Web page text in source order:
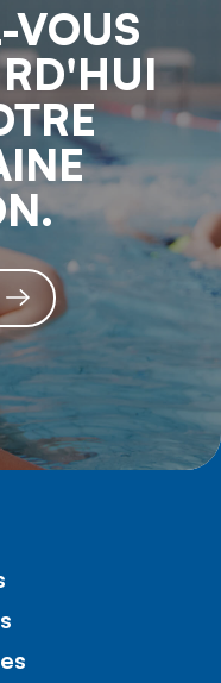
VOUS